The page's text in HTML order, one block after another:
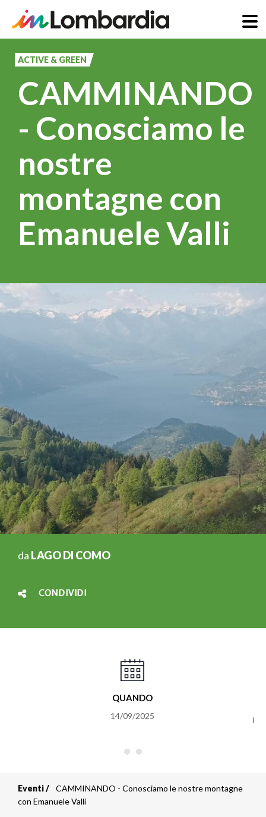
principale
ACTIVE & GREEN
CAMMINANDO
- Conosciamo le
nostre
montagne con
Emanuele Valli
da LAGO DI COMO
CONDIVIDI
QUANDO
14/09/2025
Briciole
Eventi
CAMMINANDO - Conosciamo le nostre montagne
con Emanuele Valli